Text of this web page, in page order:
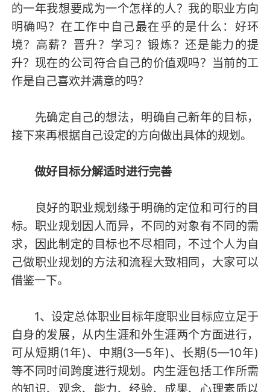
的一年我想要成为一个怎样的人？我的职业方向
明确吗？在工作中自己最在乎的是什么：好环
境？高薪？晋升？学习？锻炼？还是能力的提
升？现在的公司符合自己的价值观吗？当前的工
作是自己喜欢并满意的吗？
先确定自己的想法，明确自己新年的目标，
接下来再根据自己设定的方向做出具体的规划。
做好目标分解适时进行完善
良好的职业规划缘于明确的定位和可行的目
标。职业规划因人而异，不同的对象有不同的需
求，因此制定的目标也不尽相同，不过个人为自
己做职业规划的方法和流程大致相同，大家可以
借鉴一下。
1、设定总体职业目标年度职业目标应立足于
自身的发展，从内生涯和外生涯两个方面进行，
可从短期(1年)、中期(3—5年)、长期(5—10年)
等不同时间跨度进行规划。内生涯包括工作所需
的知识、观念、能力、经验、成果、心理素质以